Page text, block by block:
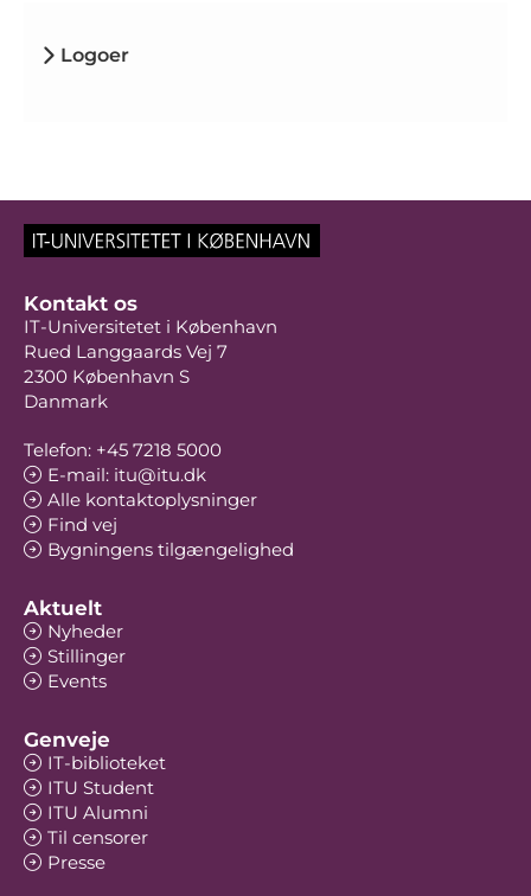
Logoer
Kontakt os
IT-Universitetet i København
Rued Langgaards Vej 7
2300 København S
Danmark
Telefon: +45 7218 5000
E-mail: itu@itu.dk
Alle kontaktoplysninger
Find vej
Bygningens tilgængelighed
Aktuelt
Nyheder
Stillinger
Events
Genveje
IT-biblioteket
ITU Student
ITU Alumni
Til censorer
Presse